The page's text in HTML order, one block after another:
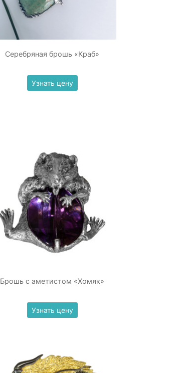
Серебряная брошь «Краб»
Узнать цену
Брошь с аметистом «Хомяк»
Узнать цену